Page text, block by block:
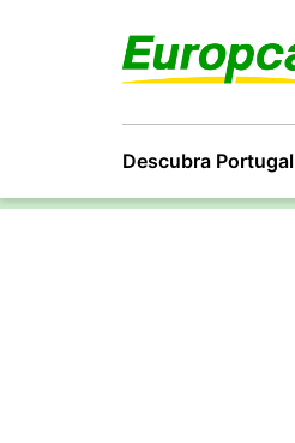
Descubra Portugal